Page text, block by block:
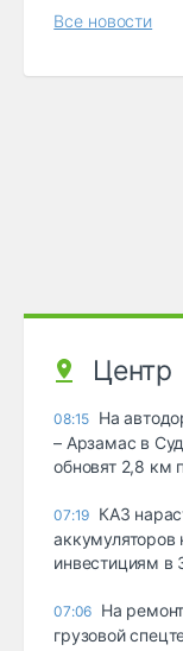
Все новости
Центр
08:15 На
– Арзамас в
обновят 2,8 км
07:19 КАЗ
аккумуляторов
инвестициям в
07:06 На
грузовой